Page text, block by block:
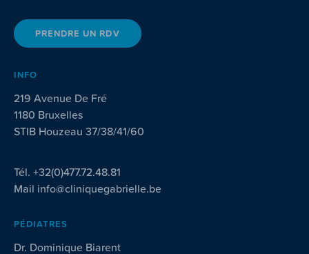
PRENDRE UN RDV
INFO
219 Avenue De Fré
1180 Bruxelles
STIB Houzeau 37/38/41/60
Tél. +32(0)477.72.48.81
Mail info@cliniquegabrielle.be
PÉDIATRES
Dr. Dominique Biarent